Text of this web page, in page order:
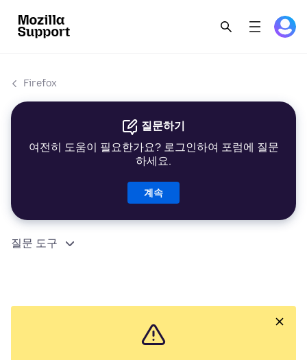
Firefox
질문하기
여전히 도움이 필요한가요? 로그인하여 포럼에 질문
하세요.
계속
질문 도구